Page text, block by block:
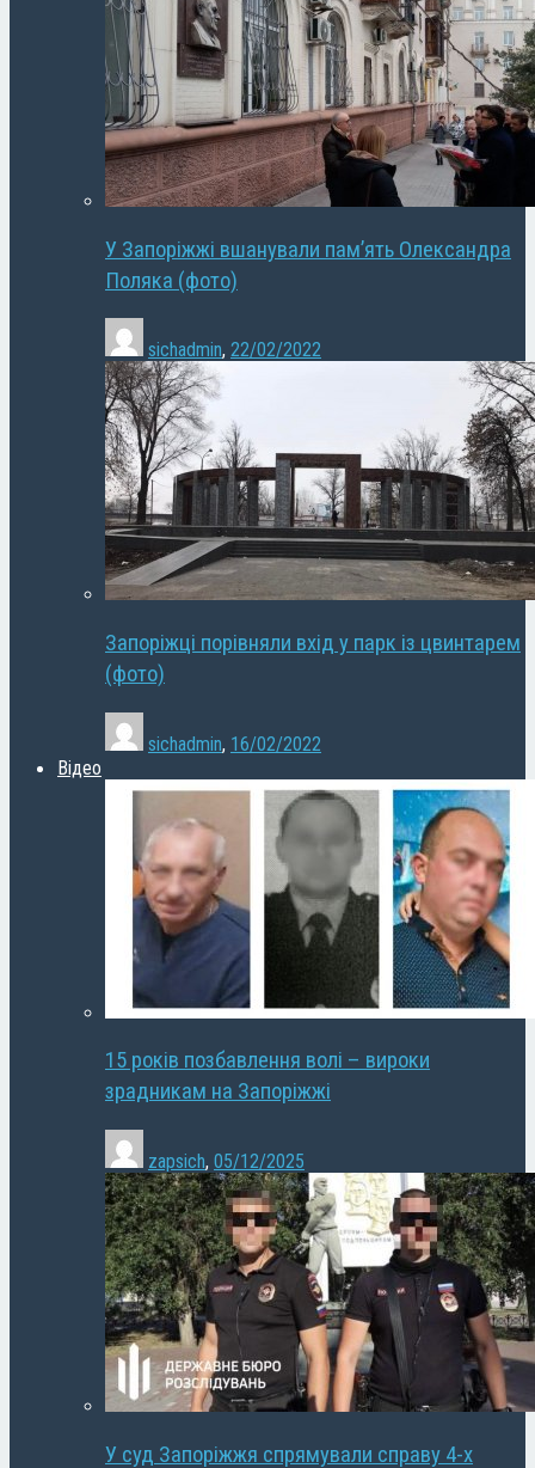
У Запоріжжі вшанували пам’ять Олександра
Поляка (фото)
sichadmin, 22/02/2022
Запоріжці порівняли вхід у парк із цвинтарем
(фото)
sichadmin, 16/02/2022
Відео
15 років позбавлення волі – вироки
зрадникам на Запоріжжі
zapsich, 05/12/2025
У суд Запоріжжя спрямували справу 4-х